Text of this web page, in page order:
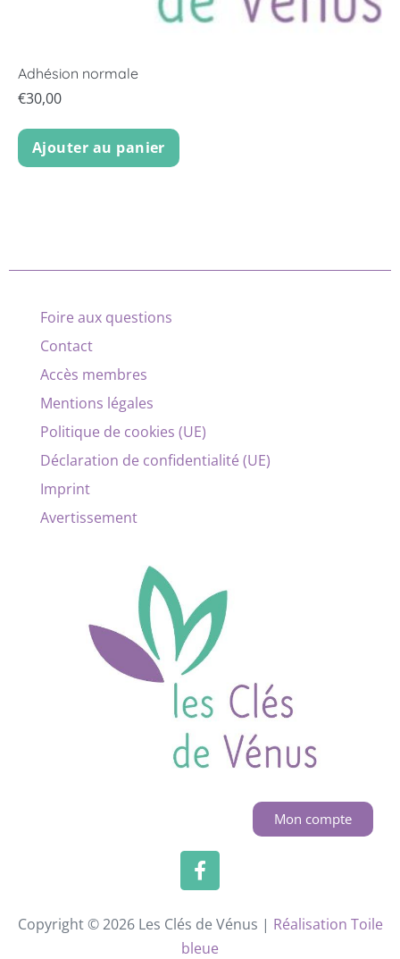
Adhésion normale
€30,00
Ajouter au panier
Foire aux questions
Contact
Accès membres
Mentions légales
Politique de cookies (UE)
Déclaration de confidentialité (UE)
Imprint
Avertissement
Mon compte
Copyright © 2026 Les Clés de Vénus | Réalisation Toile
bleue